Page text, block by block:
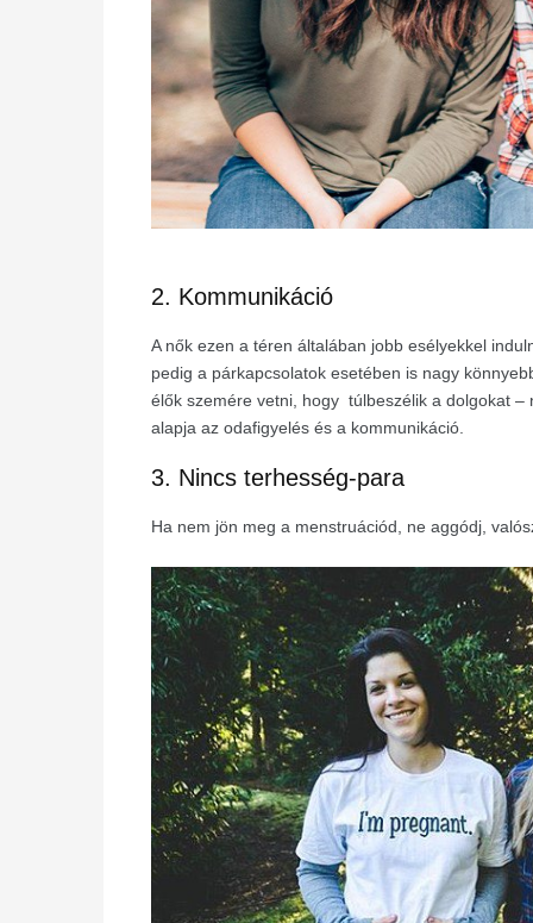
2. Kommunikáció
A nők ezen a téren általában jobb esélyekkel
pedig a párkapcsolatok esetében is nagy
élők szemére vetni, hogy túlbeszélik a dolgokat
alapja az odafigyelés és a kommunikáció.
3. Nincs terhesség-para
Ha nem jön meg a menstruációd, ne aggódj,